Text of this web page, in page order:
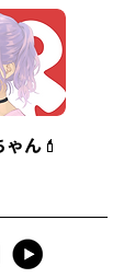
ん💄